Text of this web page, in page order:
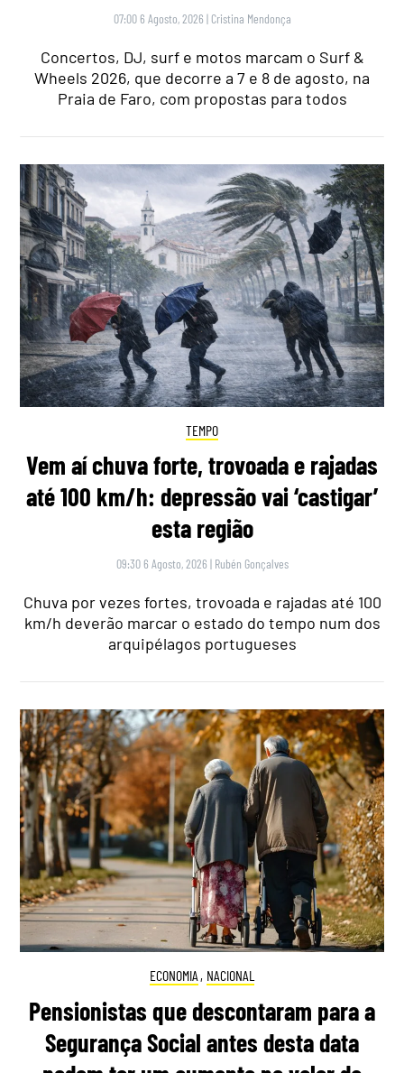
07:00 6 Agosto, 2026 | Cristina Mendonça
Concertos, DJ, surf e motos marcam o Surf &
Wheels 2026, que decorre a 7 e 8 de agosto, na
Praia de Faro, com propostas para todos
TEMPO
Vem aí chuva forte, trovoada e rajadas
até 100 km/h: depressão vai ‘castigar’
esta região
09:30 6 Agosto, 2026 | Rubén Gonçalves
Chuva por vezes fortes, trovoada e rajadas até 100
km/h deverão marcar o estado do tempo num dos
arquipélagos portugueses
ECONOMIA , NACIONAL
Pensionistas que descontaram para a
Segurança Social antes desta data